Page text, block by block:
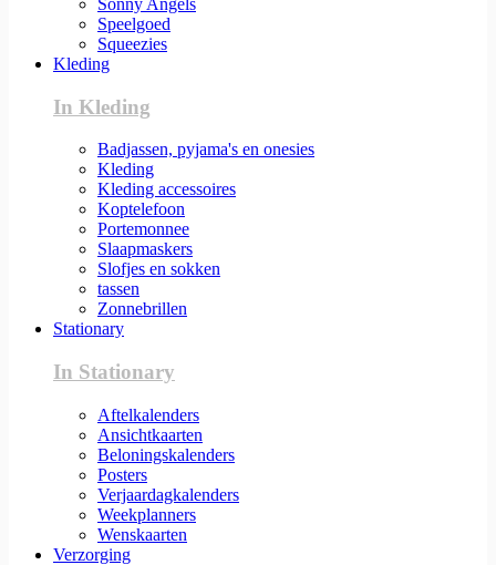
Sonny Angels
Speelgoed
Squeezies
Kleding
In Kleding
Badjassen, pyjama's en onesies
Kleding
Kleding accessoires
Koptelefoon
Portemonnee
Slaapmaskers
Slofjes en sokken
tassen
Zonnebrillen
Stationary
In Stationary
Aftelkalenders
Ansichtkaarten
Beloningskalenders
Posters
Verjaardagkalenders
Weekplanners
Wenskaarten
Verzorging